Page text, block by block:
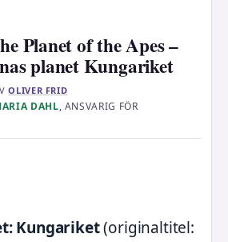
Planet of the Apes –
planet Kungariket
OLIVER FRID
DAHL, ANSVARIG FÖR
Kungariket(originaltitel: